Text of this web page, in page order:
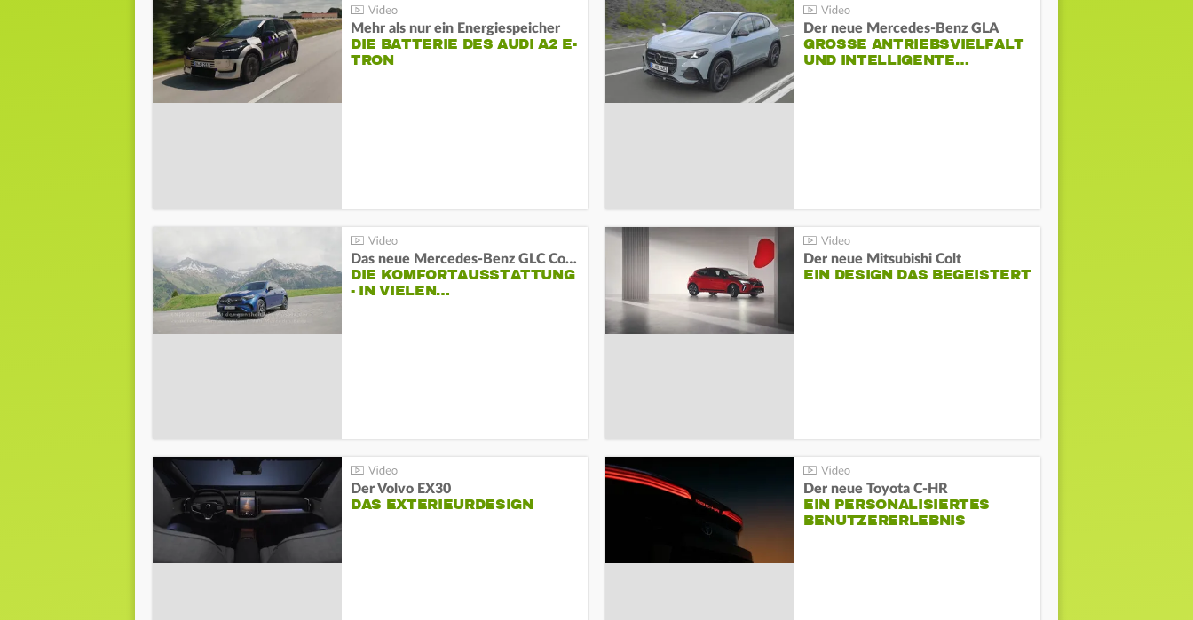
Mehr als nur ein Energiespeicher
DIE BATTERIE DES AUDI A2 E-
TRON
Der neue Mercedes-Benz GLA
GROSSE ANTRIEBSVIELFALT U
ND INTELLIGENTE…
Das neue Mercedes-Benz GLC Coupé
DIE KOMFORTAUSSTATTUNG
- IN VIELEN…
Der neue Mitsubishi Colt
EIN DESIGN DAS BEGEISTERT
Der Volvo EX30
DAS EXTERIEURDESIGN
Der neue Toyota C-HR
EIN PERSONALISIERTES
BENUTZERERLEBNIS